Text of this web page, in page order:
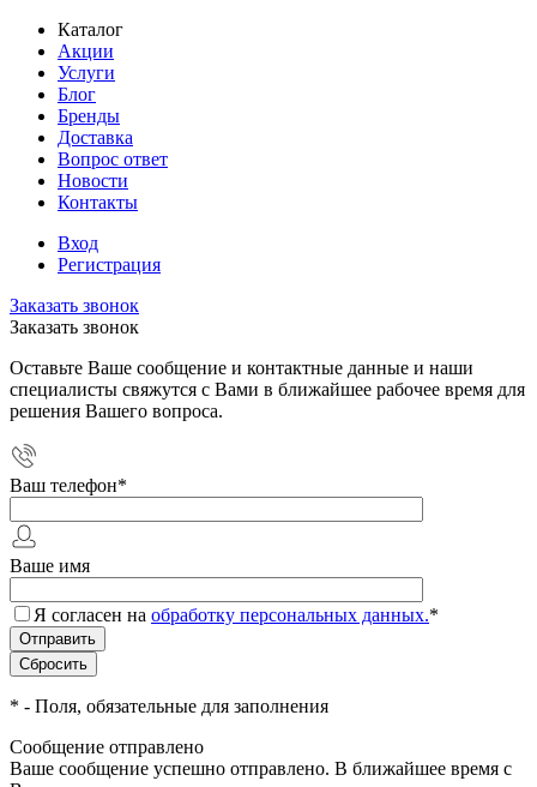
Каталог
Акции
Услуги
Блог
Бренды
Доставка
Вопрос ответ
Новости
Контакты
Вход
Регистрация
Заказать звонок
Заказать звонок
Оставьте Ваше сообщение и контактные данные и наши
специалисты свяжутся с Вами в ближайшее рабочее время для
решения Вашего вопроса.
Ваш телефон*
Ваше имя
Я согласен на обработку персональных данных.*
* - Поля, обязательные для заполнения
Сообщение отправлено
Ваше сообщение успешно отправлено. В ближайшее время с